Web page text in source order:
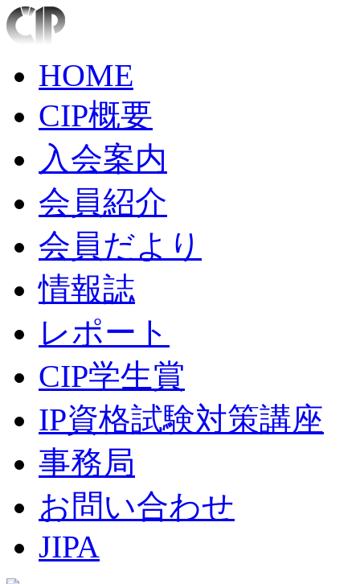
HOME
CIP概要
入会案内
会員紹介
会員だより
情報誌
レポート
CIP学生賞
IP資格試験対策講座
事務局
お問い合わせ
JIPA